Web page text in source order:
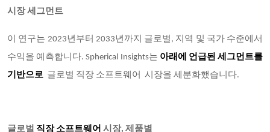
시장 세그먼트
이 연구는 2023년부터 2033년까지 글로벌, 지역 및 국가 수준에서
수익을 예측합니다. Spherical Insights는 아래에 언급된 세그먼트를
기반으로 글로벌 직장 소프트웨어 시장을 세분화했습니다.
글로벌 직장 소프트웨어 시장, 제품별